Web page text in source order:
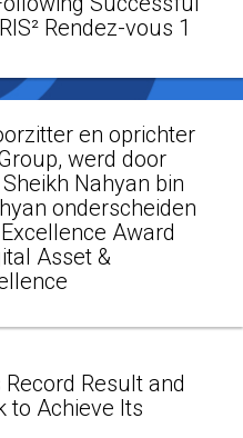
Rendez-vous 1
en oprichter
werd door
Nahyan bin
onderscheiden
Award
Asset &
Result and
to Achieve Its